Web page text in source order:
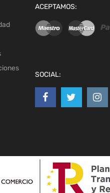
ACEPTAMOS:
SOCIAL: